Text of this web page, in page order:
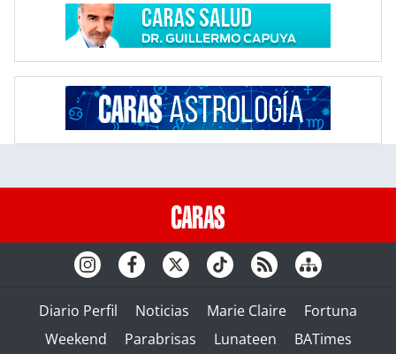
Diario Perfil Noticias Marie Claire
Fortuna
Weekend
Parabrisas Lunateen BATimes